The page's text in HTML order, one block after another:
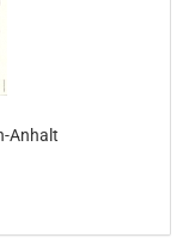
Anhalt